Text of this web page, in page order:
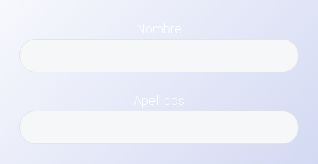
Apellidos